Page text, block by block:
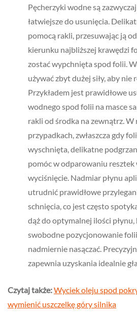
Pęcherzyki wodne są
łatwiejsze do usunięcia.
pomocą rakli, przesuwając ją
kierunku najbliższej krawędzi
zostać wypchnięta spod folii.
używać zbyt dużej siły, aby nie
Przykładem jest prawidłowe
wodnego spod folii na masce
rakli od środka na zewnątrz.
przypadkach, zwłaszcza gdy
wyschnięta, delikatne
pomóc w odparowaniu resztek
wyciśnięcie. Nadmiar płynu
utrudnić prawidłowe
schnięcia, co jest często
dąż do optymalnej ilości
swobodne pozycjonowanie
nadmiernie nasączać.
zapewnia uzyskania idealnie
Czytaj także:Wyciek oleju spod
wymienić uszczelkę góry silnika